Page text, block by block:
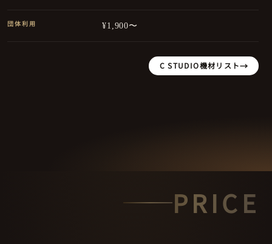
団体利用 ¥1,900〜
C STUDIO機材リスト
PRICE